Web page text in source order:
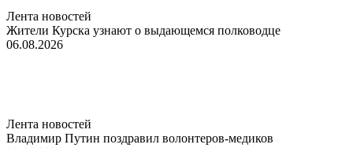
Лента новостей
Жители Курска узнают о выдающемся полководце
06.08.2026
Лента новостей
Владимир Путин поздравил волонтеров-медиков